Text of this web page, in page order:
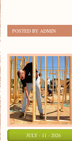
POSTED BY ADMIN
JULY - 11 - 2026